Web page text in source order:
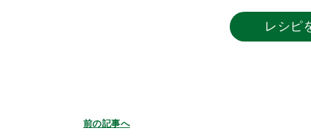
レシピ
前の記事へ